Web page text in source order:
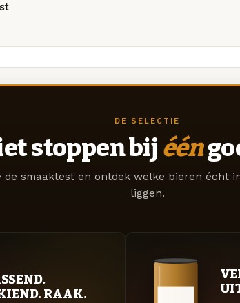
DE SELECTIE
stoppen bij één
de smaaktest en ontdek welke bieren écht
liggen.
RAAK.